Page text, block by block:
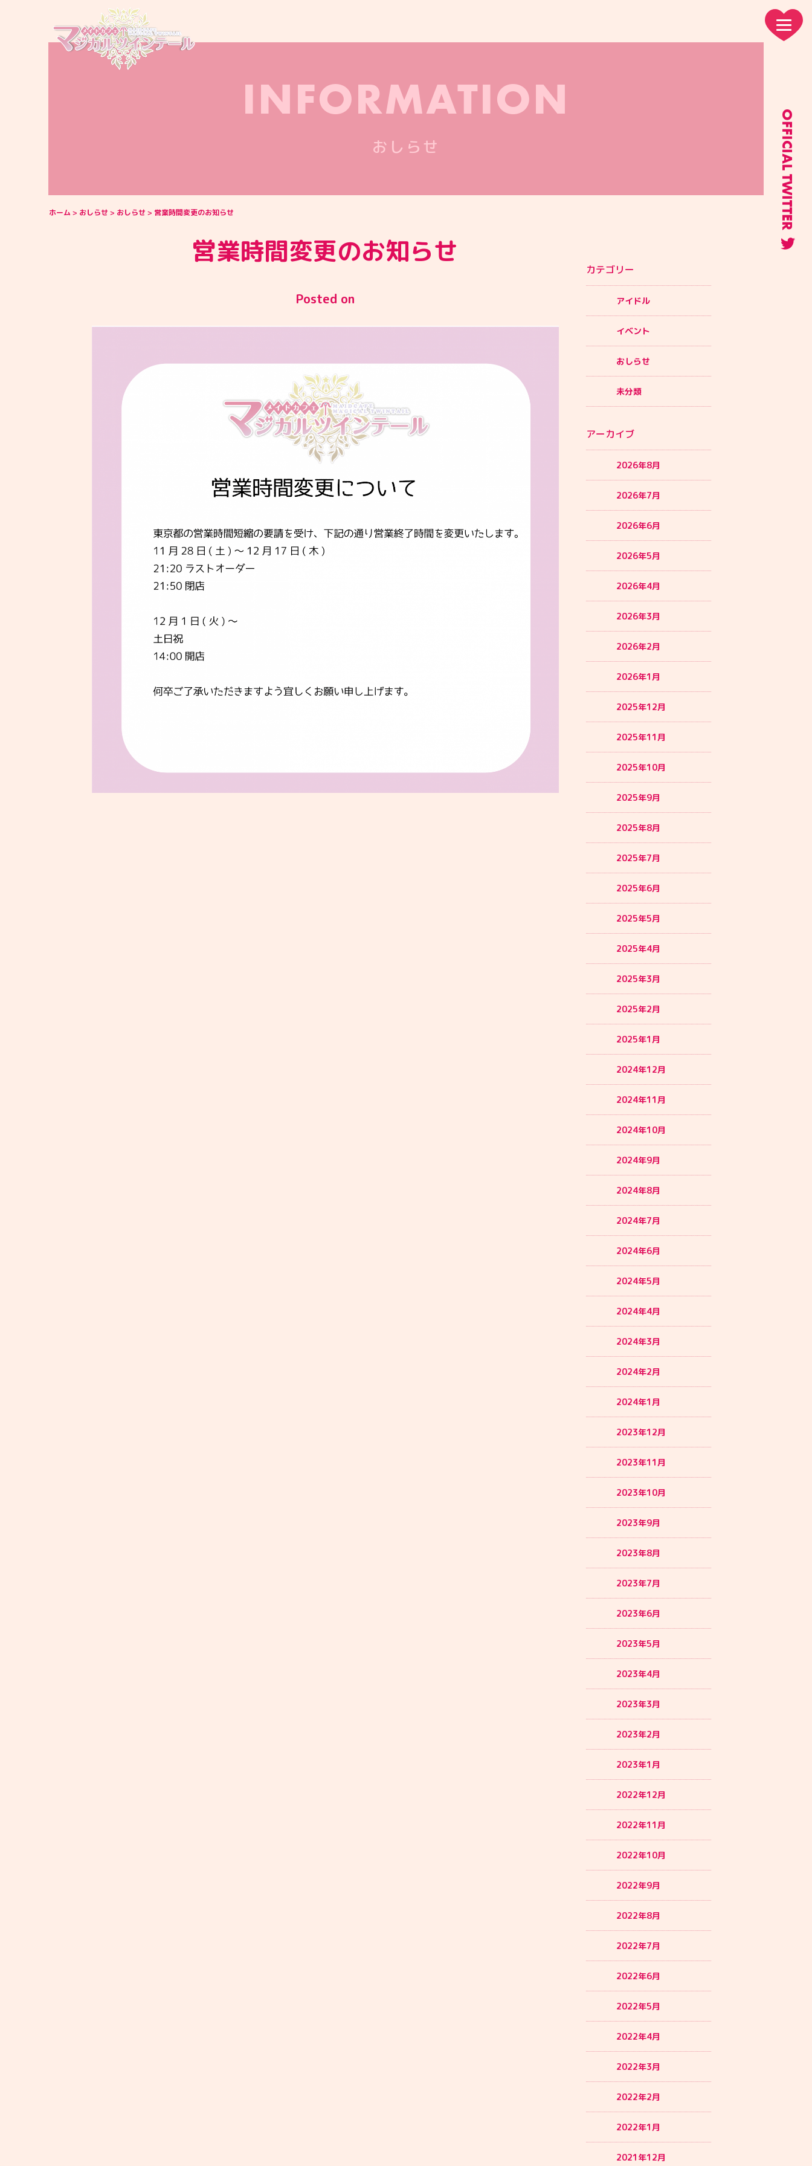
OFFICIAL TWITTER
INFORMATION
おしらせ
ホーム おしらせ おしらせ 営業時間変更のお知らせ
営業時間変更のお知らせ
Posted on
カテゴリー
アイドル
イベント
おしらせ
未分類
アーカイブ
2026年8月
2026年7月
2026年6月
2026年5月
2026年4月
2026年3月
2026年2月
2026年1月
2025年12月
2025年11月
2025年10月
2025年9月
2025年8月
2025年7月
2025年6月
2025年5月
2025年4月
2025年3月
2025年2月
2025年1月
2024年12月
2024年11月
2024年10月
2024年9月
2024年8月
2024年7月
2024年6月
2024年5月
2024年4月
2024年3月
2024年2月
2024年1月
2023年12月
2023年11月
2023年10月
2023年9月
2023年8月
2023年7月
2023年6月
2023年5月
2023年4月
2023年3月
2023年2月
2023年1月
2022年12月
2022年11月
2022年10月
2022年9月
2022年8月
2022年7月
2022年6月
2022年5月
2022年4月
2022年3月
2022年2月
2022年1月
2021年12月